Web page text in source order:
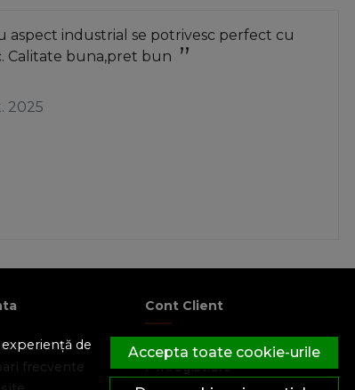
de
Accepta toate cookie-urile
aspect industrial se potrivesc perfect cu
Calitate buna,pret bun
2025
ne
frecvente
Cont Client
Contul meu
Inregistrare